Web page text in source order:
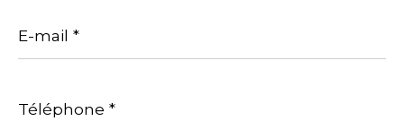
mail
*
*